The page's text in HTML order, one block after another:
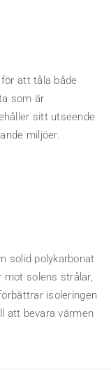
att tåla både
som är
sitt utseende
miljöer.
solid polykarbonat
mot solens strålar,
isoleringen
att bevara värmen